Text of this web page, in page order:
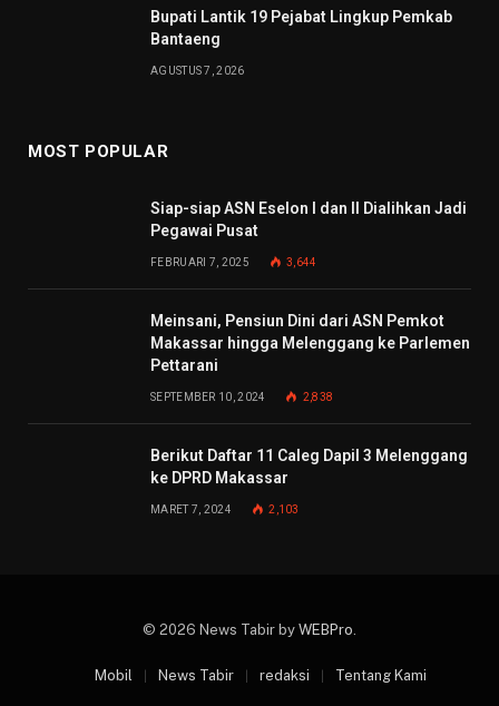
Bupati Lantik 19 Pejabat Lingkup Pemkab
Bantaeng
AGUSTUS 7, 2026
MOST POPULAR
Siap-siap ASN Eselon I dan II Dialihkan Jadi
Pegawai Pusat
FEBRUARI 7, 2025 3,644
Meinsani, Pensiun Dini dari ASN Pemkot
Makassar hingga Melenggang ke Parlemen
Pettarani
SEPTEMBER 10, 2024 2,838
Berikut Daftar 11 Caleg Dapil 3 Melenggang
ke DPRD Makassar
MARET 7, 2024 2,103
© 2026 News Tabir by WEBPro.
Mobil News Tabir redaksi Tentang Kami